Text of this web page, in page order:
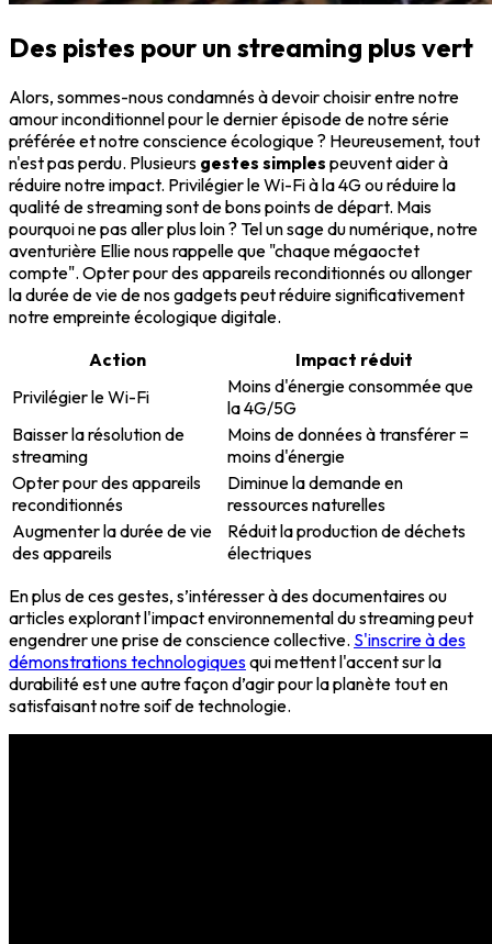
Des pistes pour un streaming plus vert
Alors, sommes-nous condamnés à devoir choisir entre notre
amour inconditionnel pour le dernier épisode de notre série
préférée et notre conscience écologique ? Heureusement, tout
n'est pas perdu. Plusieurs gestes simples peuvent aider à
réduire notre impact. Privilégier le Wi-Fi à la 4G ou réduire la
qualité de streaming sont de bons points de départ. Mais
pourquoi ne pas aller plus loin ? Tel un sage du numérique, notre
aventurière Ellie nous rappelle que "chaque mégaoctet
compte". Opter pour des appareils reconditionnés ou allonger
la durée de vie de nos gadgets peut réduire significativement
notre empreinte écologique digitale.
Action
Impact réduit
Privilégier le Wi-Fi
Moins d'énergie consommée que
la 4G/5G
Baisser la résolution de
streaming
Moins de données à transférer =
moins d'énergie
Opter pour des appareils
reconditionnés
Diminue la demande en
ressources naturelles
Augmenter la durée de vie
des appareils
Réduit la production de déchets
électriques
En plus de ces gestes, s’intéresser à des documentaires ou
articles explorant l'impact environnemental du streaming peut
engendrer une prise de conscience collective. S'inscrire à des
démonstrations technologiquesqui mettent l'accent sur la
durabilité est une autre façon d’agir pour la planète tout en
satisfaisant notre soif de technologie.